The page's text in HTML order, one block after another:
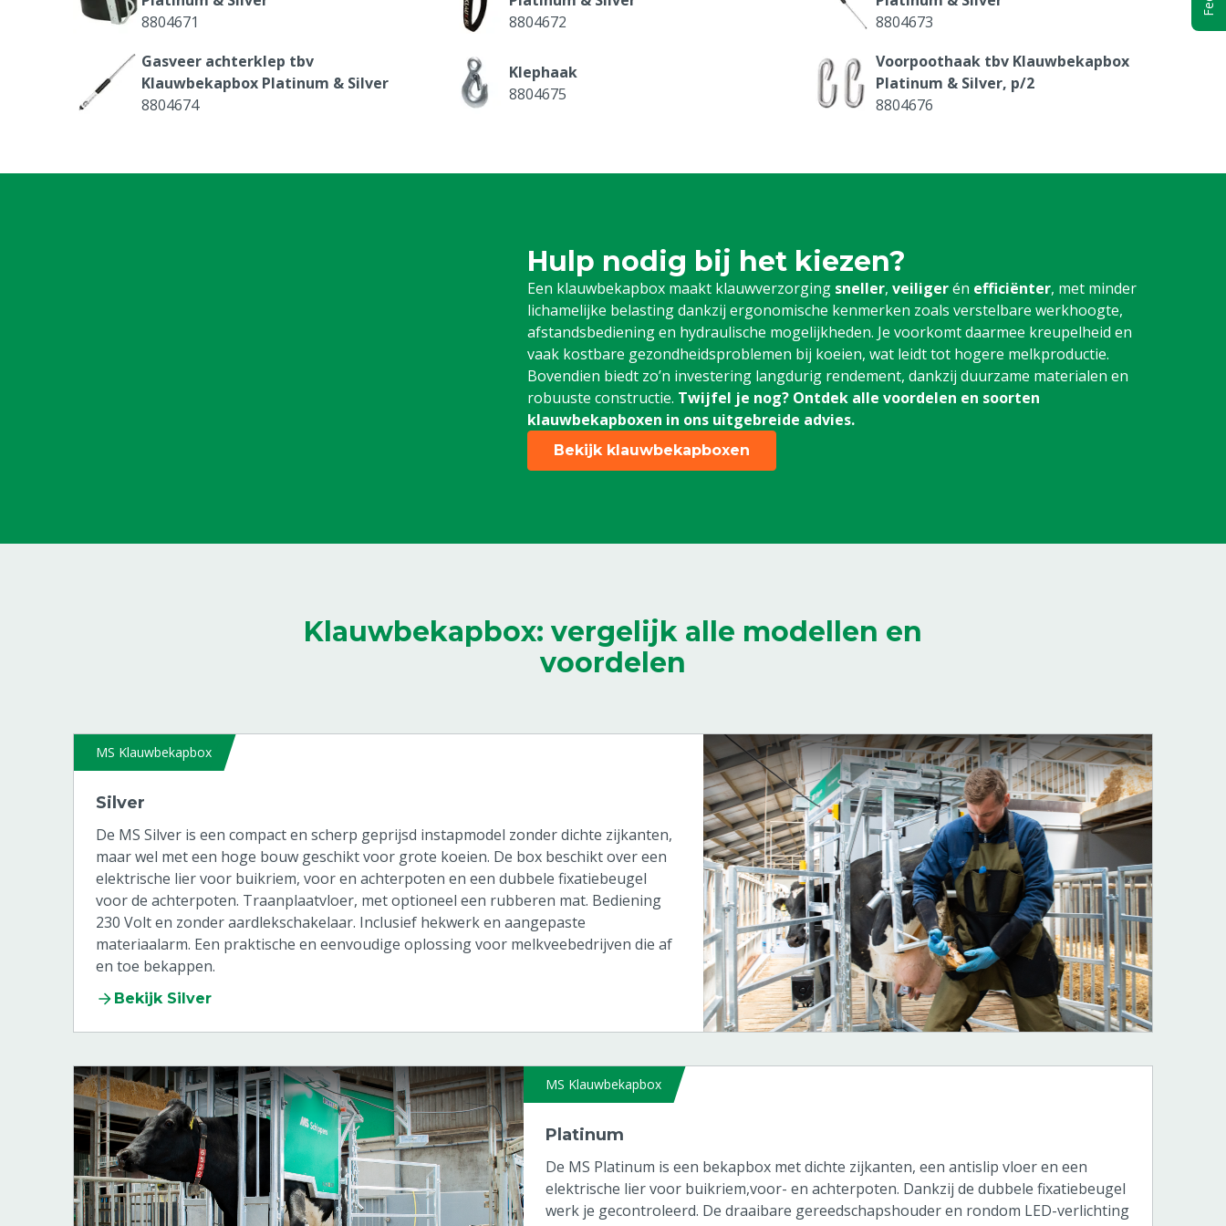
Buikband
Normen & certificeringen
NEN 3140
Diergroep
8804671
8804672
8804673
Gasveer achterklep tbv
Klauwbekapbox Platinum & Silver
8804674
Klephaak
8804675
Voorpoothaak tbv Klauwbekapbox
Platinum & Silver, p/2
8804676
8804678
8804679
8804765
Silver
8804766
Motor tbv voorpootlier
klauwbekapbox Silver
8804768
Motor tbv buikband klauwbekapbox
Silver
8804769
Condensator 30 uF tbv motor
voorpoot
8804774
Condensator 50 uF tbv motor
Snelsluiting buikband tbv
Hulp nodig bij het kiezen?
Een klauwbekapbox maakt klauwverzorging sneller, veiligerén efficiënter, met minder
lichamelijke belasting dankzij ergonomische kenmerken zoals verstelbare werkhoogte,
afstandsbediening en hydraulische mogelijkheden. Je voorkomt daarmee kreupelheid en
vaak kostbare gezondheidsproblemen bij koeien, wat leidt tot hogere melkproductie.
Bovendien biedt zo’n investering langdurig rendement, dankzij duurzame materialen en
robuuste constructie. Twijfel je nog? Ontdek alle voordelen en soorten
klauwbekapboxen in ons uitgebreide advies.
Bekijk klauwbekapboxen
Klauwbekapbox: vergelijk alle modellen en
voordelen
MS Klauwbekapbox
Silver
De MS Silver is een compact en scherp geprijsd instapmodel zonder dichte zijkanten,
maar wel met een hoge bouw geschikt voor grote koeien. De box beschikt over een
elektrische lier voor buikriem, voor en achterpoten en een dubbele fixatiebeugel
voor de achterpoten. Traanplaatvloer, met optioneel een rubberen mat. Bediening
230 Volt en zonder aardlekschakelaar. Inclusief hekwerk en aangepaste
materiaalarm. Een praktische en eenvoudige oplossing voor melkveebedrijven die af
en toe bekappen.
Bekijk Silver
MS Klauwbekapbox
Platinum
De MS Platinum is een bekapbox met dichte zijkanten, een antislip vloer en een
elektrische lier voor buikriem,voor- en achterpoten. Dankzij de dubbele fixatiebeugel
werk je gecontroleerd. De draaibare gereedschapshouder en rondom LED-verlichting